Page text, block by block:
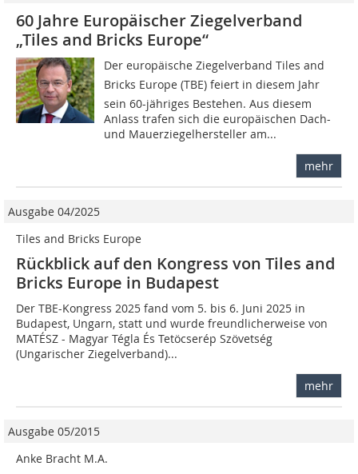
60 Jahre Europäischer Ziegelverband
„Tiles and Bricks Europe“
Der europäische Ziegelverband Tiles and
Bricks Europe (TBE) feiert in diesem Jahr
sein 60-jähriges Bestehen. Aus diesem
Anlass trafen sich die europäischen Dach-
und Mauerziegelhersteller am...
mehr
Ausgabe 04/2025
Tiles and Bricks Europe
Rückblick auf den Kongress von Tiles and
Bricks Europe in Budapest
Der TBE-Kongress 2025 fand vom 5. bis 6. Juni 2025 in
Budapest, Ungarn, statt und wurde freundlicherweise von
MATÉSZ - Magyar Tégla És Tetöcserép Szövetség
(Ungarischer Ziegelverband)...
mehr
Ausgabe 05/2015
Anke Bracht M.A.